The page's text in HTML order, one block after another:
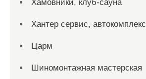
Хамовники, клуб-сауна
Хантер сервис, автокомплекс
Царм
Шиномонтажная мастерская